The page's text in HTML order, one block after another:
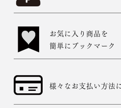
お気に入り商品を
簡単にブックマーク
様々なお支払い方法